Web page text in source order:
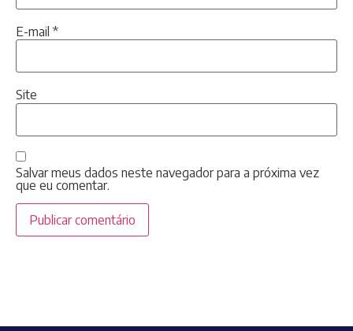
E-mail *
Site
Salvar meus dados neste navegador para a próxima vez
que eu comentar.